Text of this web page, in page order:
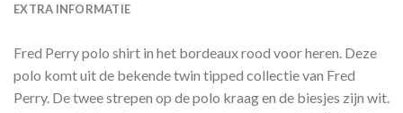
EXTRA INFORMATIE
Fred Perry polo shirt in het bordeaux rood voor heren. Deze
polo komt uit de bekende twin tipped collectie van Fred
Perry. De twee strepen op de polo kraag en de biesjes zijn wit.